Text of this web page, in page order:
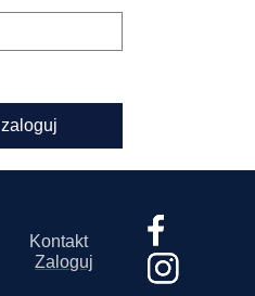
zaloguj
Kontakt
Zaloguj